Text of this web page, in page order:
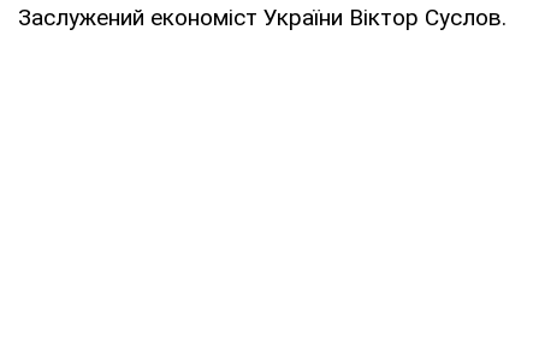
Заслужений економіст України Віктор Суслов.